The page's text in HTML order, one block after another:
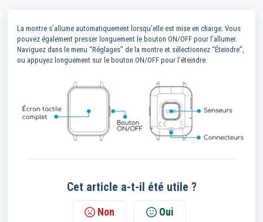
La montre s’allume automatiquement lorsqu’elle est mise en charge. Vous
pouvez également presser longuement le bouton ON/OFF pour l’allumer.
Naviguez dans le menu “Réglages” de la montre et sélectionnez “Éteindre”,
ou appuyez longuement sur le bouton ON/OFF pour l’éteindre.
Cet article a-t-il été utile ?
Non Oui